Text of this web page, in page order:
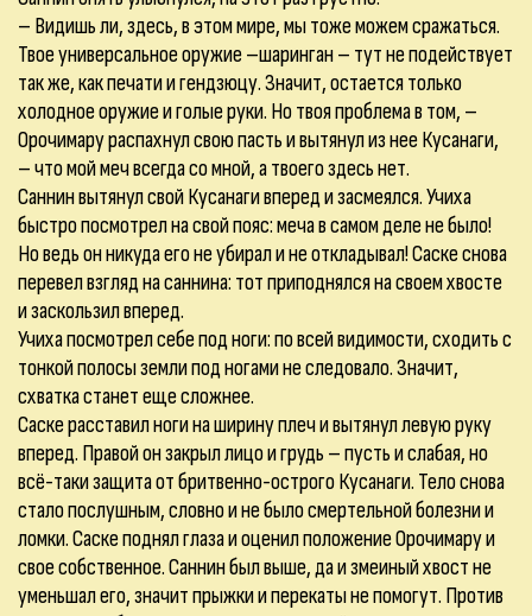
– Видишь ли, здесь, в этом мире, мы тоже можем сражаться.
Твое универсальное оружие –шаринган – тут не подействует
так же, как печати и гендзюцу. Значит, остается только
холодное оружие и голые руки. Но твоя проблема в том, –
Орочимару распахнул свою пасть и вытянул из нее Кусанаги,
– что мой меч всегда со мной, а твоего здесь нет.
Саннин вытянул свой Кусанаги вперед и засмеялся. Учиха
быстро посмотрел на свой пояс: меча в самом деле не было!
Но ведь он никуда его не убирал и не откладывал! Саске снова
перевел взгляд на саннина: тот приподнялся на своем хвосте
и заскользил вперед.
Учиха посмотрел себе под ноги: по всей видимости, сходить с
тонкой полосы земли под ногами не следовало. Значит,
схватка станет еще сложнее.
Саске расставил ноги на ширину плеч и вытянул левую руку
вперед. Правой он закрыл лицо и грудь – пусть и слабая, но
всё-таки защита от бритвенно-острого Кусанаги. Тело снова
стало послушным, словно и не было смертельной болезни и
ломки. Саске поднял глаза и оценил положение Орочимару и
свое собственное. Саннин был выше, да и змеиный хвост не
уменьшал его, значит прыжки и перекаты не помогут. Против